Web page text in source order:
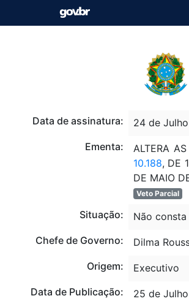
Data de assinatura:
24 de
Ementa:
ALTERA AS
10.188, DE
DE MAIO
Veto Parcial
Situação:
Não
Chefe de Governo:
Dilma
Origem:
Executivo
Data de Publicação:
25 de